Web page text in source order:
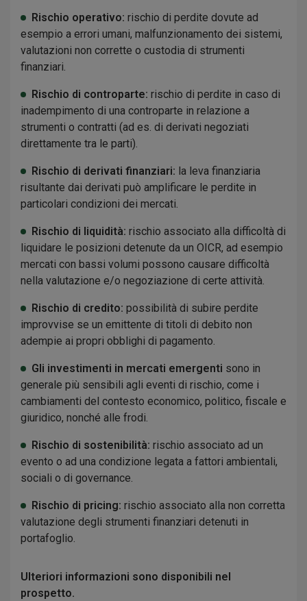
Rischio operativo: rischio di perdite dovute ad
esempio a errori umani, malfunzionamento dei sistemi,
valutazioni non corrette o custodia di strumenti
finanziari.
Rischio di controparte: rischio di perdite in caso di
inadempimento di una controparte in relazione a
strumenti o contratti (ad es. di derivati negoziati
direttamente tra le parti).
Rischio di derivati finanziari: la leva finanziaria
risultante dai derivati può amplificare le perdite in
particolari condizioni dei mercati.
Rischio di liquidità: rischio associato alla difficoltà di
liquidare le posizioni detenute da un OICR, ad esempio
mercati con bassi volumi possono causare difficoltà
nella valutazione e/o negoziazione di certe attività.
Rischio di credito: possibilità di subire perdite
improvvise se un emittente di titoli di debito non
adempie ai propri obblighi di pagamento.
Gli investimenti in mercati emergenti sono in
generale più sensibili agli eventi di rischio, come i
cambiamenti del contesto economico, politico, fiscale e
giuridico, nonché alle frodi.
Rischio di sostenibilità: rischio associato ad un
evento o ad una condizione legata a fattori ambientali,
sociali o di governance.
Rischio di pricing: rischio associato alla non corretta
valutazione degli strumenti finanziari detenuti in
portafoglio.
Ulteriori informazioni sono disponibili nel
prospetto.